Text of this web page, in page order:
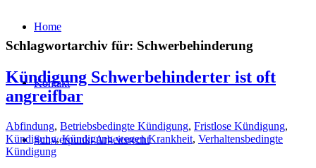
Home
Kontakt
Schwerpunkt Arbeitsrecht
Schlagwortarchiv für: Schwerbehinderung
Kündigung Schwerbehinderter ist oft
angreifbar
Abfindung, Betriebsbedingte Kündigung, Fristlose Kündigung,
Kündigung,Kündigung wegen Krankheit, Verhaltensbedingte
Kündigung